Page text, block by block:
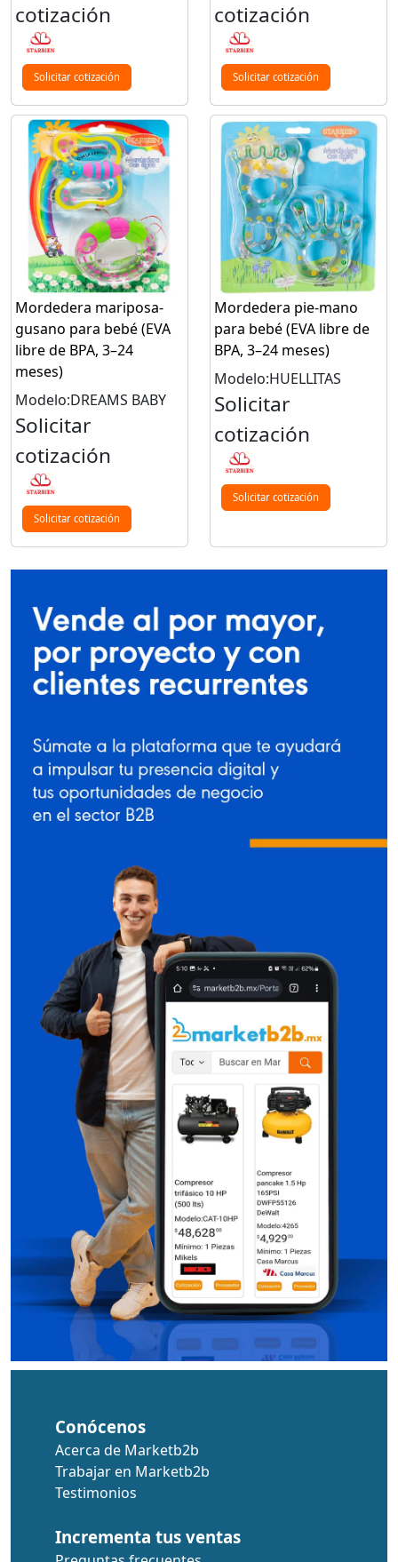
cotización
Solicitar cotización
cotización
Solicitar cotización
Mordedera mariposa-
gusano para bebé (EVA
libre de BPA, 3–24
meses)
Modelo:DREAMS BABY
Solicitar
cotización
Solicitar cotización
Mordedera pie-mano
para bebé (EVA libre de
BPA, 3–24 meses)
Modelo:HUELLITAS
Solicitar
cotización
Solicitar cotización
Conócenos
Acerca de Marketb2b
Trabajar en Marketb2b
Testimonios
Incrementa tus ventas